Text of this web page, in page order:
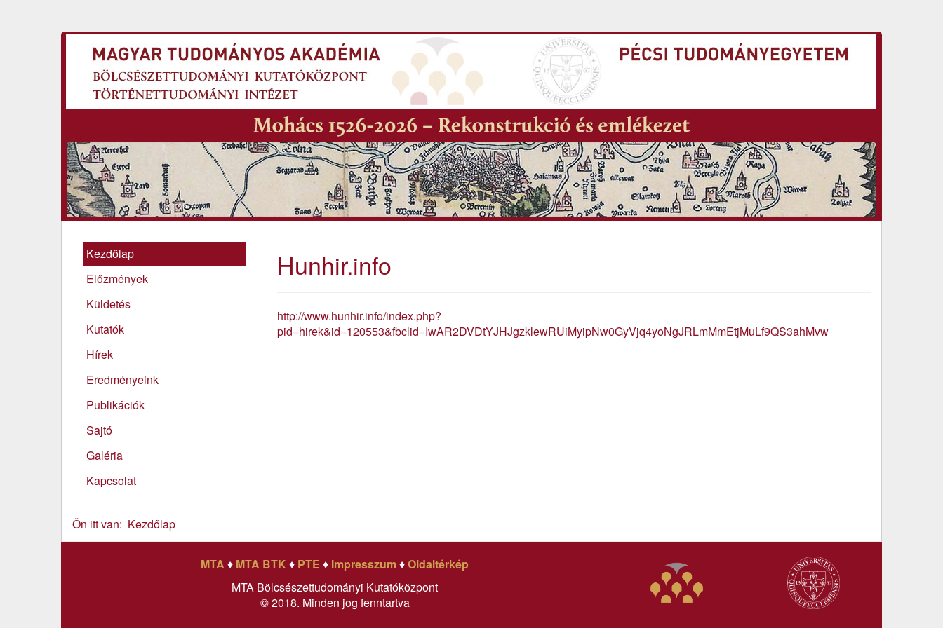
Hunhir.info
http://www.hunhir.info/index.php?
pid=hirek&id=120553&fbclid=IwAR2DVDtYJHJgzklewRUiMyipNw0GyVjq4yoNgJRLmMmEtjMuLf9QS3ahMvw
Kezdőlap
Előzmények
Küldetés
Kutatók
Hírek
Eredményeink
Publikációk
Sajtó
Galéria
Kapcsolat
Ön itt van: Kezdőlap
MTA ♦ MTA BTK ♦ PTE ♦ Impresszum♦Oldaltérkép
MTA Bölcsészettudományi Kutatóközpont
© 2018. Minden jog fenntartva